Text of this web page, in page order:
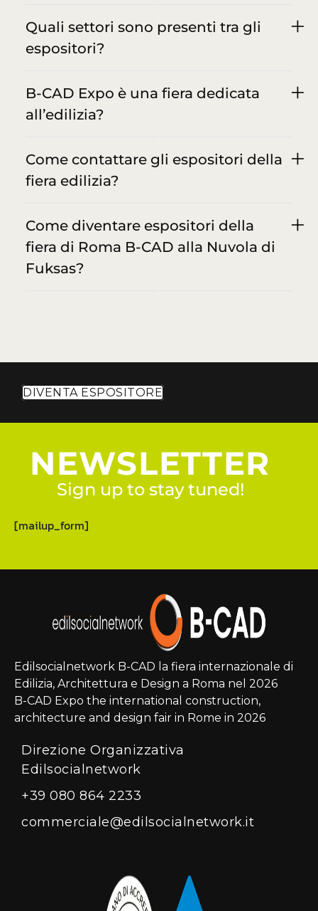
Quali settori sono presenti tra gli
espositori?
B-CAD Expo è una fiera dedicata
all’edilizia?
Come contattare gli espositori della
fiera edilizia?
Come diventare espositori della
fiera di Roma B-CAD alla Nuvola di
Fuksas?
DIVENTA ESPOSITORE
NEWSLETTER
Sign up to stay tuned!
[mailup_form]
Edilsocialnetwork B-CAD la fiera internazionale di
Edilizia, Architettura e Design a Roma nel 2026
B-CAD Expo the international construction,
architecture and design fair in Rome in 2026
Direzione Organizzativa
Edilsocialnetwork
+39 080 864 2233
commerciale@edilsocialnetwork.it